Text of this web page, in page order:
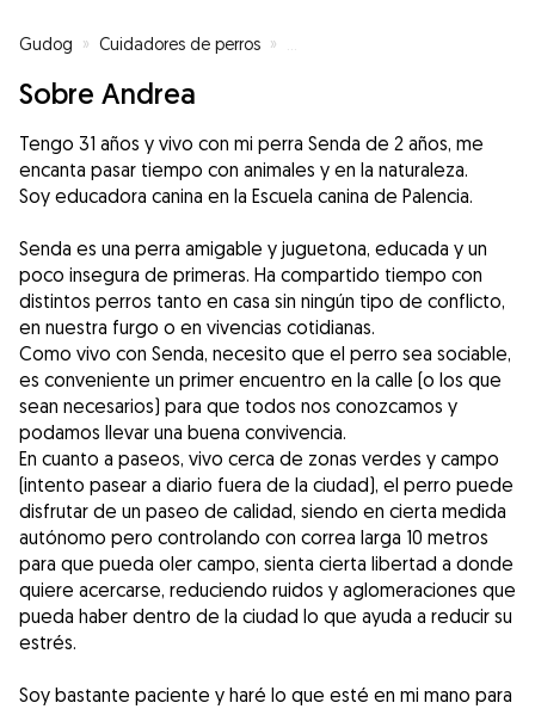
Gudog » Cuidadores de perros »
Sobre Andrea
Tengo 31 años y vivo con mi perra Senda de 2 años, me
encanta pasar tiempo con animales y en la naturaleza.
Soy educadora canina en la Escuela canina de Palencia.
Senda es una perra amigable y juguetona, educada y un
poco insegura de primeras. Ha compartido tiempo con
distintos perros tanto en casa sin ningún tipo de conflicto,
en nuestra furgo o en vivencias cotidianas.
Como vivo con Senda, necesito que el perro sea sociable,
es conveniente un primer encuentro en la calle (o los que
sean necesarios) para que todos nos conozcamos y
podamos llevar una buena convivencia.
En cuanto a paseos, vivo cerca de zonas verdes y campo
(intento pasear a diario fuera de la ciudad), el perro puede
disfrutar de un paseo de calidad, siendo en cierta medida
autónomo pero controlando con correa larga 10 metros
para que pueda oler campo, sienta cierta libertad a donde
quiere acercarse, reduciendo ruidos y aglomeraciones que
pueda haber dentro de la ciudad lo que ayuda a reducir su
estrés.
Soy bastante paciente y haré lo que esté en mi mano para